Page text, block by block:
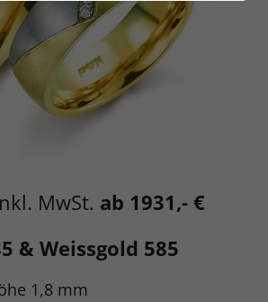
MwSt. ab 1931,- €
& Weissgold 585
1,8 mm